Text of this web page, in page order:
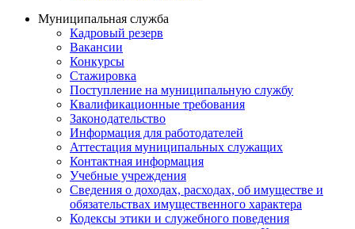
Муниципальная служба
Кадровый резерв
Вакансии
Конкурсы
Стажировка
Поступление на муниципальную службу
Квалификационные требования
Законодательство
Информация для работодателей
Аттестация муниципальных служащих
Контактная информация
Учебные учреждения
Сведения о доходах, расходах, об имуществе и
обязательствах имущественного характера
Кодексы этики и служебного поведения